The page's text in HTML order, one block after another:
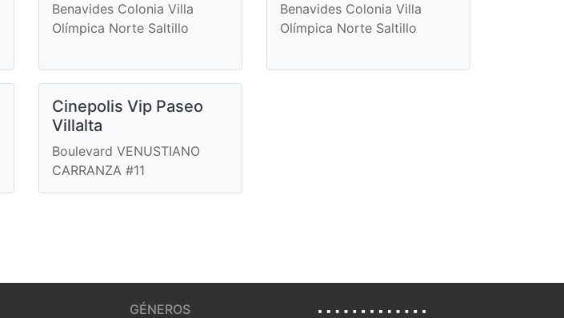
Benavides Colonia Villa
Olímpica Norte Saltillo
Benavides Colonia Villa
Olímpica Norte Saltillo
Cinepolis Vip Paseo
Villalta
Boulevard VENUSTIANO
CARRANZA #11
GÉNEROS